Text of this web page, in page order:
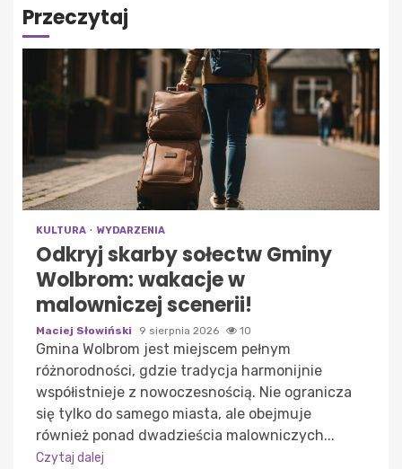
Przeczytaj
KULTURA WYDARZENIA
Odkryj skarby sołectw Gminy
Wolbrom: wakacje w
malowniczej scenerii!
Maciej Słowiński 9 sierpnia 2026 10
Gmina Wolbrom jest miejscem pełnym
różnorodności, gdzie tradycja harmonijnie
współistnieje z nowoczesnością. Nie ogranicza
się tylko do samego miasta, ale obejmuje
również ponad dwadzieścia malowniczych...
Czytaj dalej